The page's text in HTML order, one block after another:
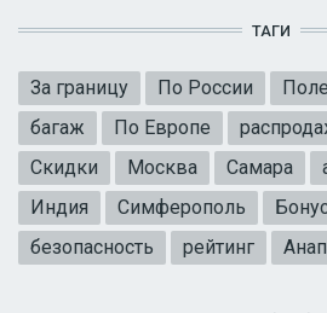
ТАГИ
За границу По России
багаж
По Европе
Скидки
Москва Самара
Индия
Симферополь
безопасность
рейтинг